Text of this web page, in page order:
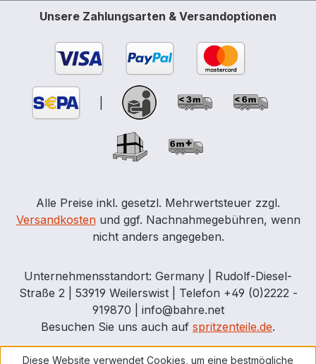
Unsere Zahlungsarten & Versandoptionen
Alle Preise inkl. gesetzl. Mehrwertsteuer zzgl.
Versandkostenund ggf. Nachnahmegebühren, wenn
nicht anders angegeben.
Unternehmensstandort: Germany | Rudolf-Diesel-
Straße 2 | 53919 Weilerswist | Telefon +49 (0)2222 -
919870 | info@bahre.net
Besuchen Sie uns auch auf spritzenteile.de.
Diese Website verwendet Cookies, um eine bestmögliche